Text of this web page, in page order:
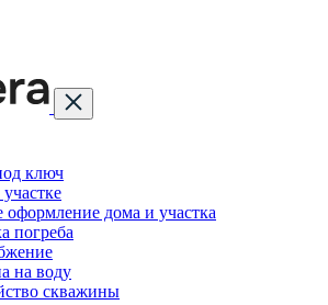
ключ
оформление дома и участка
погреба
на воду
скважины